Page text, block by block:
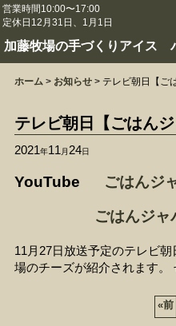
営業時間10:00〜17:00
定休日12月31日、1月1日
加藤牧場の手づくりアイス
ホーム > お知らせ > テレビ朝日【ご
テレビ朝日【ごはんジ
2021年11 月 24日
YouTube ごはんジ
ごはんジャ
11月27日放送予定のテレビ
場のチーズが紹介されます。
«前